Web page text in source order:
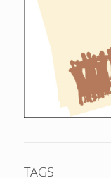
TAGS